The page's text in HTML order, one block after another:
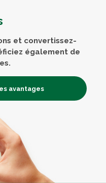
et convertissez-
également de
avantages